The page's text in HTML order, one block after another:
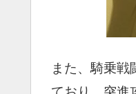
また、騎乗